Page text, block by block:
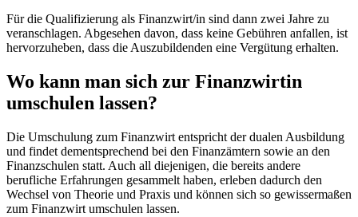
Für die Qualifizierung als Finanzwirt/in sind dann zwei Jahre zu
veranschlagen. Abgesehen davon, dass keine Gebühren anfallen, ist
hervorzuheben, dass die Auszubildenden eine Vergütung erhalten.
Wo kann man sich zur Finanzwirtin
umschulen lassen?
Die Umschulung zum Finanzwirt entspricht der dualen Ausbildung
und findet dementsprechend bei den Finanzämtern sowie an den
Finanzschulen statt. Auch all diejenigen, die bereits andere
berufliche Erfahrungen gesammelt haben, erleben dadurch den
Wechsel von Theorie und Praxis und können sich so gewissermaßen
zum Finanzwirt umschulen lassen.